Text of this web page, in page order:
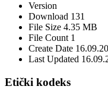
Version
Download 131
File Size 4.35 MB
File Count 1
Create Date
Last Updated
Etički kodeks